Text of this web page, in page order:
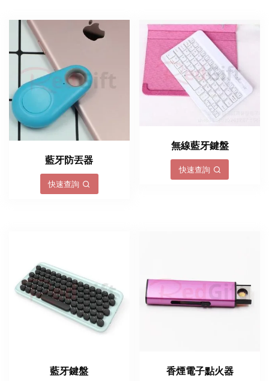
藍牙防丟器
快速查詢
無線藍牙鍵盤
快速查詢
藍牙鍵盤 香煙電子點火器